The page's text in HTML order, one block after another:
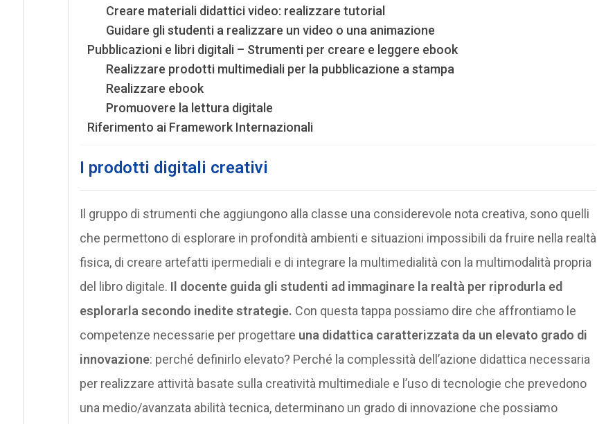
Creare materiali didattici video: realizzare tutorial
Guidare gli studenti a realizzare un video o una animazione
Pubblicazioni e libri digitali – Strumenti per creare e leggere ebook
Realizzare prodotti multimediali per la pubblicazione a stampa
Realizzare ebook
Promuovere la lettura digitale
Riferimento ai Framework Internazionali
I prodotti digitali creativi
Il gruppo di strumenti che aggiungono alla classe una considerevole nota creativa, sono quelli
che permettono di esplorare in profondità ambienti e situazioni impossibili da fruire nella realtà
fisica, di creare artefatti ipermediali e di integrare la multimedialità con la multimodalità propria
del libro digitale. Il docente guida gli studenti ad immaginare la realtà per riprodurla ed
esplorarla secondo inedite strategie. Con questa tappa possiamo dire che affrontiamo le
competenze necessarie per progettare una didattica caratterizzata da un elevato grado di
innovazione: perché definirlo elevato? Perché la complessità dell’azione didattica necessaria
per realizzare attività basate sulla creatività multimediale e l’uso di tecnologie che prevedono
una medio/avanzata abilità tecnica, determinano un grado di innovazione che possiamo